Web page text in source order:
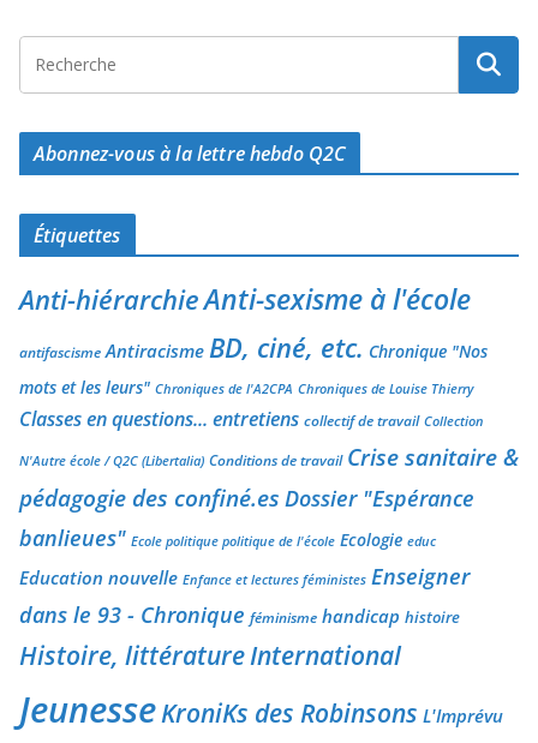
Abonnez-vous à la lettre hebdo Q2C
Étiquettes
Anti-hiérarchieAnti-sexisme à l'école
antifascisme Antiracisme BD, ciné, etc. Chronique "Nos
mots et les leurs" Chroniques de l'A2CPA Chroniques de Louise Thierry
Classes en questions... entretiens collectif de travail Collection
N'Autre école / Q2C (Libertalia) Conditions de travail Crise sanitaire &
pédagogie des confiné.es Dossier "Espérance
banlieues" Ecole politique politique de l'école Ecologie educ
Education nouvelle Enfance et lectures féministes Enseigner
dans le 93 - Chronique féminisme handicap histoire
Histoire, littératureInternational
JeunesseKroniKs des Robinsons L'Imprévu